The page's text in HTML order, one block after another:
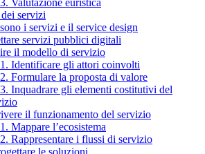
Valutazione euristica
servizi
i servizi e il service design
servizi pubblici digitali
il modello di servizio
Identificare gli attori coinvolti
Formulare la proposta di valore
Inquadrare gli elementi costitutivi del
il funzionamento del servizio
Mappare l’ecosistema
Rappresentare i flussi di servizio
le soluzioni